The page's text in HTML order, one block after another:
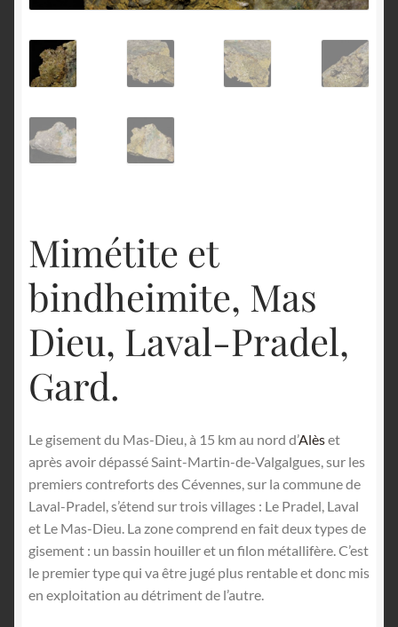
Mimétite et
bindheimite, Mas
Dieu, Laval-Pradel,
Gard.
Le gisement du Mas-Dieu, à 15 km au nord d’Alèset
après avoir dépassé Saint-Martin-de-Valgalgues, sur les
premiers contreforts des Cévennes, sur la commune de
Laval-Pradel, s’étend sur trois villages : Le Pradel, Laval
et Le Mas-Dieu. La zone comprend en fait deux types de
gisement : un bassin houiller et un filon métallifère. C’est
le premier type qui va être jugé plus rentable et donc mis
en exploitation au détriment de l’autre.